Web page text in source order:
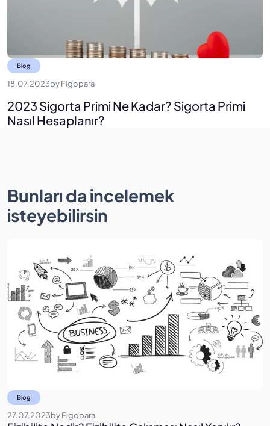
Blog
18.07.2023byFigopara
2023 Sigorta Primi Ne Kadar? Sigorta Primi
Nasıl Hesaplanır?
Bunları da incelemek
isteyebilirsin
Blog
27.07.2023byFigopara